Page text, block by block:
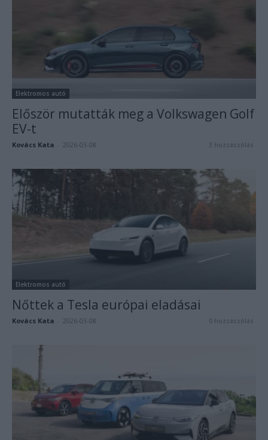
Elektromos autó
Először mutatták meg a Volkswagen Golf
EV-t
Kovács Kata 2026-03-08 3 hozzászólás
Elektromos autó
Nőttek a Tesla európai eladásai
Kovács Kata 2026-03-08 0 hozzászólás